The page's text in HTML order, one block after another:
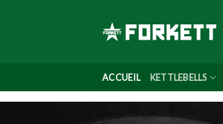
ACCUEIL KETTLEBELLS